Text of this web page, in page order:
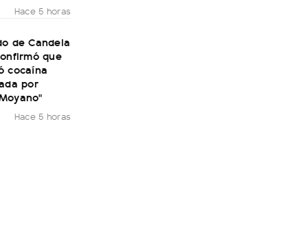
Hace 5 horas
de Candela
que
cocaína
por
Hace 5 horas